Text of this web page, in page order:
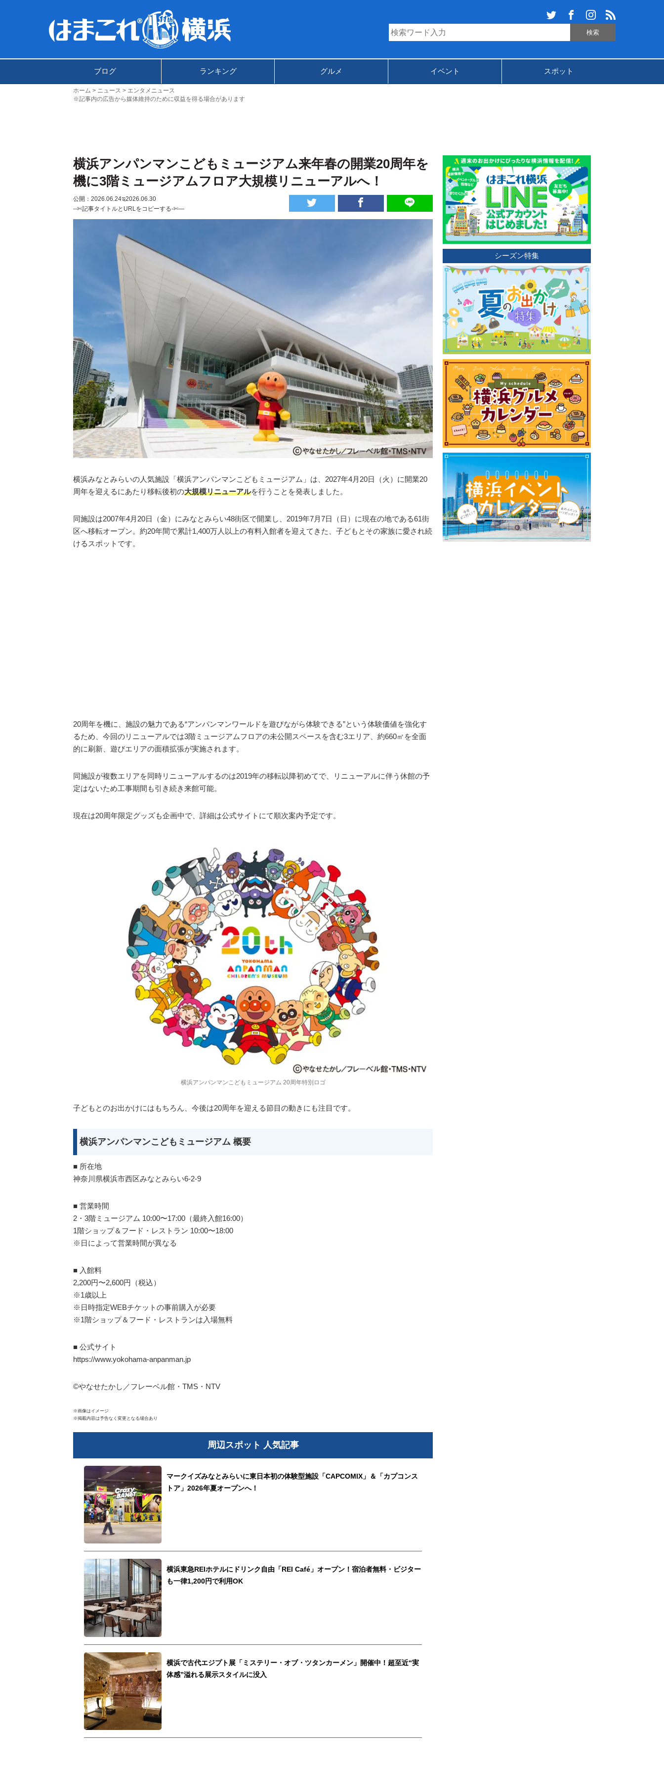
ブログ ランキング グルメ イベント スポット
ホーム ニュース
エンタメニュース
※記事内の広告から媒体維持のために収益を得る場合があります
横浜アンパンマンこどもミュージアム来年春の開業20周年を
機に3階ミュージアムフロア大規模リニューアルへ！
公開：2026.06.24ಇ2026.06.30
--✄記事タイトルとURLをコピーする-✄—
横浜みなとみらいの人気施設「横浜アンパンマンこどもミュージアム」は、2027年4月20日（火）に開業20
周年を迎えるにあたり移転後初の大規模リニューアルを行うことを発表しました。
同施設は2007年4月20日（金）にみなとみらい48街区で開業し、2019年7月7日（日）に現在の地である61街
区へ移転オープン。約20年間で累計1,400万人以上の有料入館者を迎えてきた、子どもとその家族に愛され続
けるスポットです。
20周年を機に、施設の魅力である“アンパンマンワールドを遊びながら体験できる”という体験価値を強化す
るため、今回のリニューアルでは3階ミュージアムフロアの未公開スペースを含む3エリア、約660㎡を全面
的に刷新、遊びエリアの面積拡張が実施されます。
同施設が複数エリアを同時リニューアルするのは2019年の移転以降初めてで、リニューアルに伴う休館の予
定はないため工事期間も引き続き来館可能。
現在は20周年限定グッズも企画中で、詳細は公式サイトにて順次案内予定です。
横浜アンパンマンこどもミュージアム 20周年特別ロゴ
子どもとのお出かけにはもちろん、今後は20周年を迎える節目の動きにも注目です。
横浜アンパンマンこどもミュージアム 概要
■ 所在地
神奈川県横浜市西区みなとみらい6-2-9
■ 営業時間
2・3階ミュージアム 10:00〜17:00（最終入館16:00）
1階ショップ＆フード・レストラン 10:00〜18:00
※日によって営業時間が異なる
■ 入館料
2,200円〜2,600円（税込）
※1歳以上
※日時指定WEBチケットの事前購入が必要
※1階ショップ＆フード・レストランは入場無料
■ 公式サイト
https://www.yokohama-anpanman.jp
©やなせたかし／フレーベル館・TMS・NTV
※画像はイメージ
※掲載内容は予告なく変更となる場合あり
周辺スポット 人気記事
マークイズみなとみらいに東日本初の体験型施設「CAPCOMIX」＆「カプコンス
トア」2026年夏オープンへ！
横浜東急REIホテルにドリンク自由「REI Café」オープン！宿泊者無料・ビジター
も一律1,200円で利用OK
横浜で古代エジプト展「ミステリー・オブ・ツタンカーメン」開催中！超至近“実
体感”溢れる展示スタイルに没入
シーズン特集